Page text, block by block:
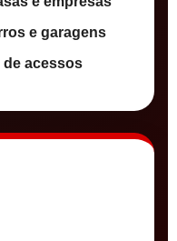
e garagens
acessos